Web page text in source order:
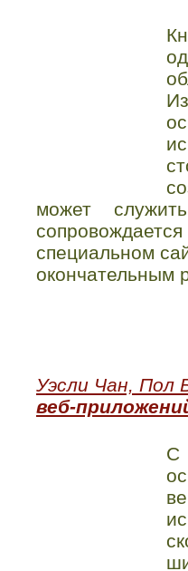
может
специальном
окончательным
Уэсли Чан, Пол
веб-
С